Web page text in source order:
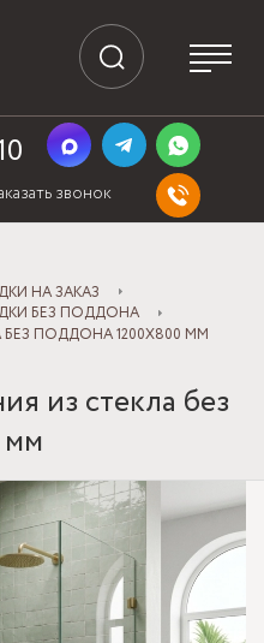
звонок
НА ЗАКАЗ
БЕЗ ПОДДОНА
ПОДДОНА 1200Х800 ММ
из стекла без
мм